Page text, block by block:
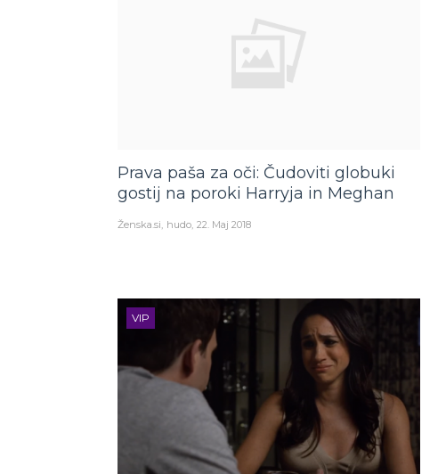
Prava paša za oči: Čudoviti globuki
gostij na poroki Harryja in Meghan
Ženska.si hudo 22. Maj 2018
VIP